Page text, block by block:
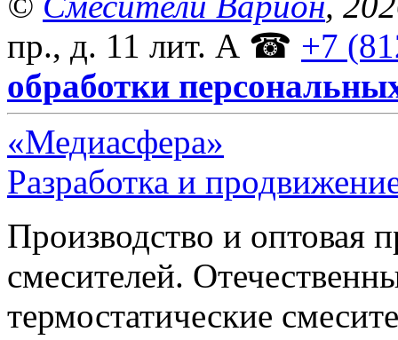
пр., д. 11 лит. А ☎ +7
обработки
«Медиасфера»
Разработка и
Производство и оптовая
смесителей.
термостатические